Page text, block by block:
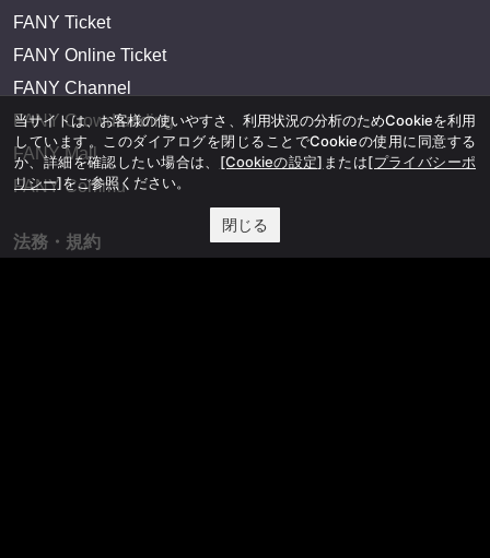
FANY Ticket
FANY Online Ticket
FANY Channel
FANY Crowdfunding
FANY Mall
FANY Commu
法務・規約
当サイトは、お客様の使いやすさ、利用状況の分析のためCookieを利用
しています。このダイアログを閉じることでCookieの使用に同意する
か、詳細を確認したい場合は、 [Cookieの設定] または[プライバシーポ
リシー]をご参照ください。
閉じる